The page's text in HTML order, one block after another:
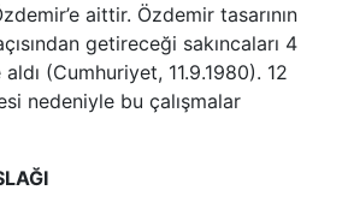
aittir. Özdemir tasarının
getireceği sakıncaları 4
(Cumhuriyet, 11.9.1980). 12
nedeniyle bu çalışmalar